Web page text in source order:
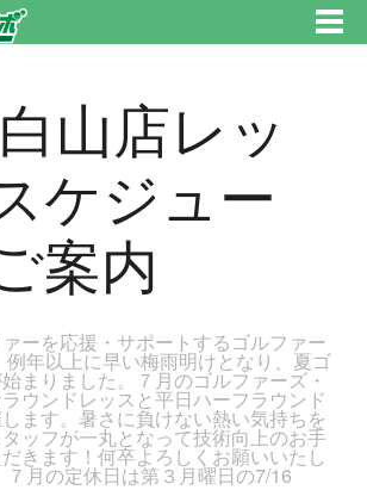
！
山店レッ
ケジュー
案内
ーを応援・サポートするゴルファー
例年以上に早い梅雨明けとなり、夏ゴ
まりました。７月のゴルファーズ・
ウンドレッスと平日ハーフラウンド
ます。暑さに負けない熱い気持ちを
ッフが一丸となって技術向上のお手
きます！何卒よろしくお願いいたし
７月の定休日は第３月曜日の7/16